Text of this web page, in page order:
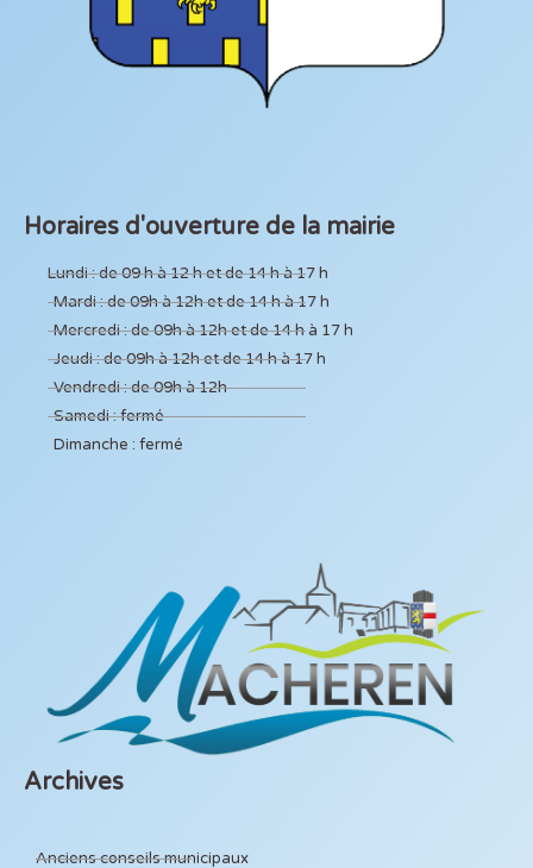
Horaires d'ouverture de la mairie
Lundi : de 09 h à 12 h et de 14 h à 17 h
Mardi : de 09h à 12h et de 14 h à 17 h
Mercredi : de 09h à 12h et de 14 h à 17 h
Jeudi : de 09h à 12h et de 14 h à 17 h
Vendredi : de 09h à 12h
Samedi : fermé
Dimanche : fermé
Archives
Anciens conseils municipaux